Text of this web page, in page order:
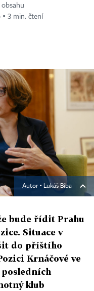
▪ 3 min. čtení
Autor ▪ Lukáš Bíba
bude řídit Prahu
Situace v
do příštího
Krnáčové ve
klub